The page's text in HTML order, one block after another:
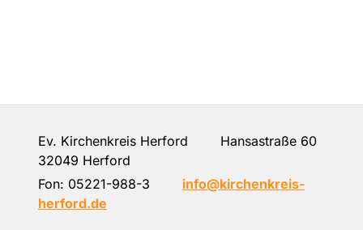
Ev. Kirchenkreis Herford Hansastraße 60
32049 Herford
Fon: 05221-988-3
info@kirchenkreis-
herford.de